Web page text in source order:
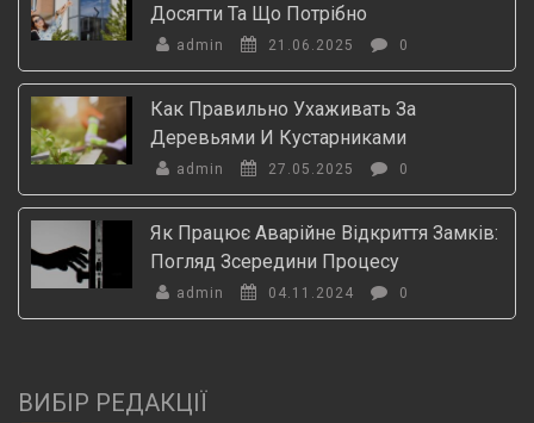
Досягти Та Що Потрібно
admin 21.06.2025 0
Как Правильно Ухаживать За
Деревьями И Кустарниками
admin 27.05.2025 0
Як Працює Аварійне Відкриття Замків:
Погляд Зсередини Процесу
admin 04.11.2024 0
ВИБІР РЕДАКЦІЇ